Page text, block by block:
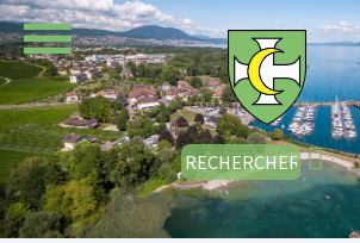
Aller au contenu principal